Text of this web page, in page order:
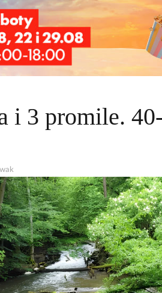
i 3 promile.